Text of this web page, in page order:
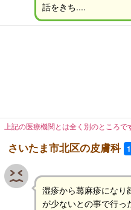
話をきち....
上記の医療機関とは全く別のところで
さいたま市北区の皮膚科
湿疹から蕁麻疹になり
が少ないとの事で行っ